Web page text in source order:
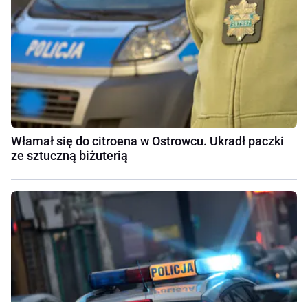
Włamał się do citroena w Ostrowcu. Ukradł paczki
ze sztuczną biżuterią